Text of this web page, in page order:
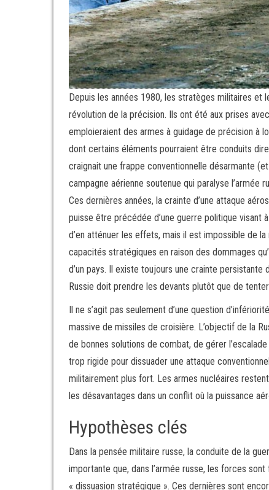
Depuis les années 1980, les stratèges militaires
révolution de la précision. Ils ont été aux prises
emploieraient des armes à guidage de précision à
dont certains éléments pourraient être conduits
craignait une frappe conventionnelle désarmante
campagne aérienne soutenue qui paralyse
Ces dernières années, la crainte d’une attaque
puisse être précédée d’une guerre politique visant
d’en atténuer les effets, mais il est impossible de
capacités stratégiques en raison des dommages
d’un pays. Il existe toujours une crainte
Russie doit prendre les devants plutôt que de
Il ne s’agit pas seulement d’une question
massive de missiles de croisière. L’objectif de la
de bonnes solutions de combat, de gérer
trop rigide pour dissuader une attaque
militairement plus fort. Les armes nucléaires
les désavantages dans un conflit où la puissance
Hypothèses clés
Dans la pensée militaire russe, la conduite de la
importante que, dans l’armée russe, les forces
« dissuasion stratégique ». Ces dernières sont